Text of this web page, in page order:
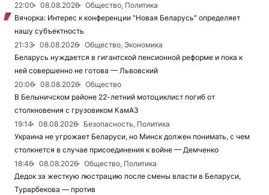
22:00
08.08.2026
Общество, Политика
Вячорка: Интерес к конференции "Новая Беларусь" определяет
нашу субъектность
21:33
08.08.2026
Общество, Экономика
Беларусь нуждается в гигантской пенсионной реформе и пока к
ней совершенно не готова — Львовский
20:06
08.08.2026
Общество
В Белыничском районе 22-летний мотоциклист погиб от
столкновения с грузовиком КамАЗ
19:14
08.08.2026
Безопасность, Политика
Украина не угрожает Беларуси, но Минск должен понимать, с чем
столкнется в случае присоединения к войне — Демченко
18:46
08.08.2026
Общество, Политика
Дедок за жесткую люстрацию после смены власти в Беларуси,
Турарбекова — против